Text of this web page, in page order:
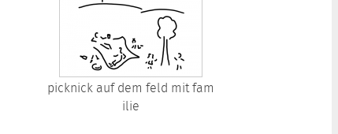
picknick auf dem feld mit fam
ilie